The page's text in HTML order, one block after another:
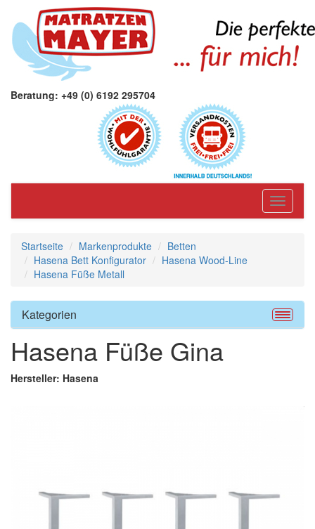
Beratung: +49 (0) 6192 295704
Toggle
Startseite Markenprodukte
Betten
Hasena Bett Konfigurator
Hasena Wood-Line
Hasena Füße Metall
Kategorien
Hasena Füße Gina
Hersteller: Hasena